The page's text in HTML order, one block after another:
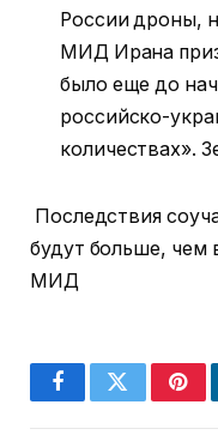
России дроны,
МИД Ирана
было еще до
российско-
количествах».
Последствия
будут больше, чем
МИД
FacebookTwitter